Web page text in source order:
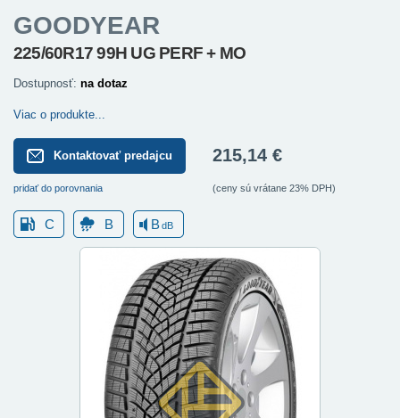
GOODYEAR
225/60R17 99H UG PERF + MO
Dostupnosť: na dotaz
Viac o produkte...
Kontaktovať predajcu
pridať do porovnania
215,14 €
(ceny sú vrátane 23% DPH)
C B BdB